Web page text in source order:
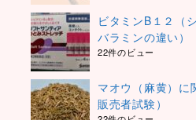
ビタミンB１２（
バラミンの違い）
22件のビュー
マオウ（麻黄）に
販売者試験）